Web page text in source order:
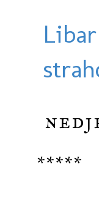
*****